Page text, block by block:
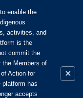
enable the
activities, and
is the
commit the
the Members of
Action for
platform has
accepts
×